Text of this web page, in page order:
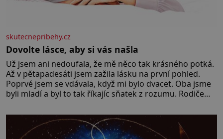
skutecnepribehy.cz
Dovolte lásce, aby si vás našla
Už jsem ani nedoufala, že mě něco tak krásného potká.
Až v pětapadesáti jsem zažila lásku na první pohled.
Poprvé jsem se vdávala, když mi bylo dvacet. Oba jsme
byli mladí a byl to tak říkajíc sňatek z rozumu. Rodiče
muž. Manželství nám oběma moc nesvědčilo, brzy jsme
zjistili, že